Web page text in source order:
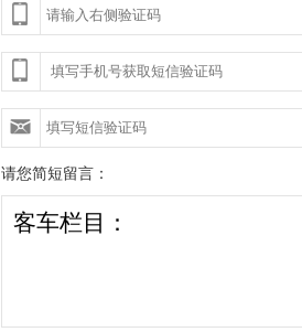
请您简短留言：